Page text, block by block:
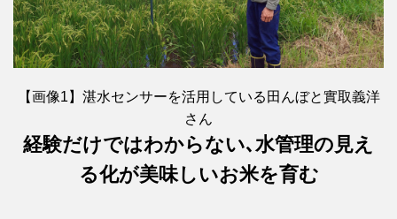
【画像1】湛水センサーを活用している田んぼと實取義洋
さん
経験だけではわからない､水管理の見え
る化が美味しいお米を育む